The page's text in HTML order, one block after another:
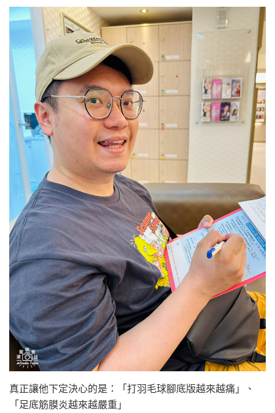
真正讓他下定決心的是：「打羽毛球腳底版越來越痛」、
「足底筋膜炎越來越嚴重」